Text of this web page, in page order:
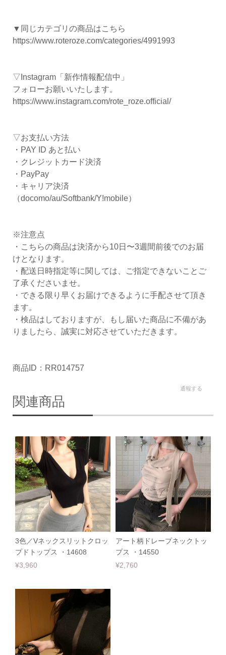
▼同じカテゴリの商品はこちら
https://www.roteroze.com/categories/4991993
▽Instagram「新作情報配信中」
フォローお願いいたします。
https://www.instagram.com/rote_roze.official/
▽お支払い方法
・PAY ID あと払い
・クレジットカード決済
・PayPay
・キャリア決済
（docomo/au/Softbank/Y!mobile）
※注意点
・こちらの商品は決済から10日〜3週間前後でのお届
けとなります。
・配送日時指定等に関しては、ご指定できないことご
了承くださいませ。
・できる限り早くお届けできるように手配させて頂き
ます。
・検品はしておりますが、もし届いた商品に不備があ
りましたら、誠実に対応させていただきます。
商品ID：RR014757
通報する
関連商品
3色／Vネックスリットクロッ
プドトップス ・14608
¥3,960
アート柄ドレープネックトッ
プス ・14550
¥2,760